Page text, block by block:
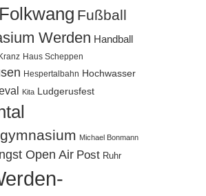
Folkwang Fußball
Werden Handball
Haus Scheppen
Hespertalbahn Hochwasser
Kita Ludgerusfest
Michael Bonmann
Open Air Post Ruhr